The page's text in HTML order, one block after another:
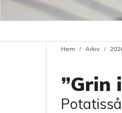
Hem / Arkiv /
”Grin